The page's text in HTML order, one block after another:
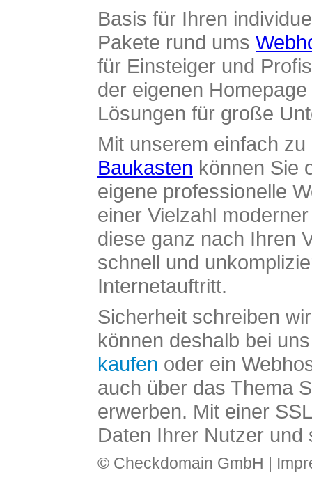
Basis für Ihren
Pakete rund ums
für Einsteiger und
der eigenen
Lösungen für große
Mit unserem einfach
Baukasten können Sie
eigene professionelle
einer Vielzahl
diese ganz nach Ihren
schnell und
Internetauftritt.
Sicherheit schreiben
können deshalb bei
kaufen oder ein
auch über das Thema
erwerben. Mit einer
Daten Ihrer Nutzer und
© Checkdomain GmbH |